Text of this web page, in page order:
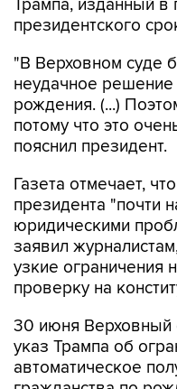
"В Верховном суде
рождения. (...)
потому что это
пояснил президент.
Газета отмечает,
юридическими
заявил
узкие ограничения
проверку на
30 июня Верховный
автоматическое
гражданства по
незаконным.